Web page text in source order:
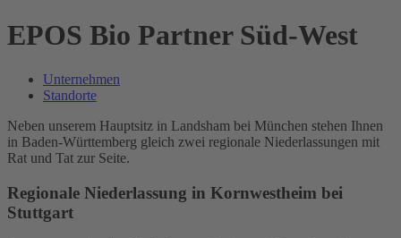
EPOS Bio Partner Süd-West
Unternehmen
Standorte
Neben unserem Hauptsitz in Landsham bei München stehen Ihnen
in Baden-Württemberg gleich zwei regionale Niederlassungen mit
Rat und Tat zur Seite.
Regionale Niederlassung in Kornwestheim bei
Stuttgart